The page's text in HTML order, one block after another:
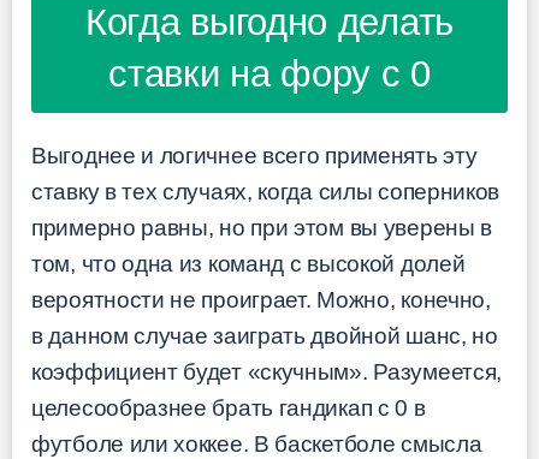
Когда выгодно делать
ставки на фору с 0
Выгоднее и логичнее всего применять эту
ставку в тех случаях, когда силы соперников
примерно равны, но при этом вы уверены в
том, что одна из команд с высокой долей
вероятности не проиграет. Можно, конечно,
в данном случае заиграть двойной шанс, но
коэффициент будет «скучным». Разумеется,
целесообразнее брать гандикап с 0 в
футболе или хоккее. В баскетболе смысла